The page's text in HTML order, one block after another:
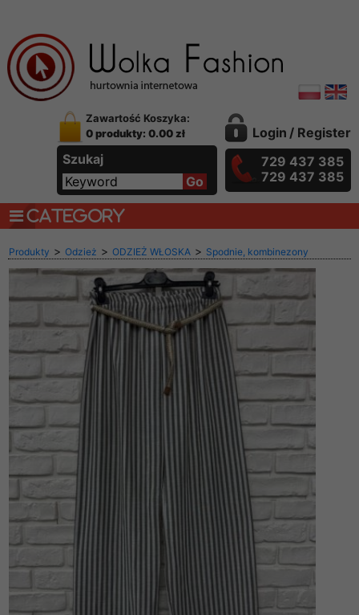
Zawartość Koszyka:
0 produkty: 0.00 zł
Szukaj
Login / Register
729 437 385
729 437 385
CATEGORY
Produkty > Odzież > ODZIEŻ WŁOSKA > Spodnie, kombinezony